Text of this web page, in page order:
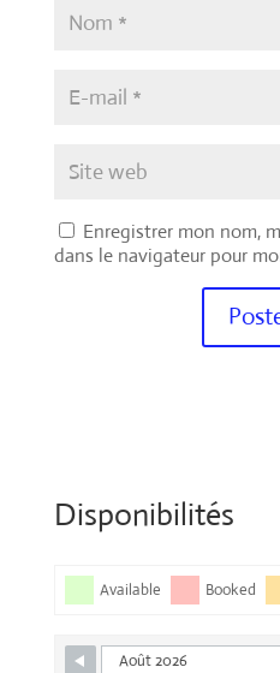
Enregistrer mon nom,
dans le navigateur pour
Disponibilités
Available Booked